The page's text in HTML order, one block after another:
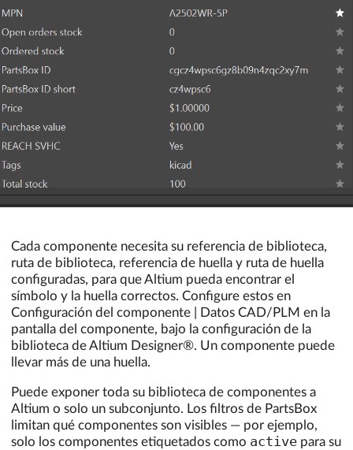
Cada componente necesita su referencia de biblioteca,
ruta de biblioteca, referencia de huella y ruta de huella
configuradas, para que Altium pueda encontrar el
símbolo y la huella correctos. Configure estos en
Configuración del componente | Datos CAD/PLM en la
pantalla del componente, bajo la configuración de la
biblioteca de Altium Designer®. Un componente puede
llevar más de una huella.
Puede exponer toda su biblioteca de componentes a
Altium o solo un subconjunto. Los filtros de PartsBox
limitan qué componentes son visibles — por ejemplo,
solo los componentes etiquetados como active para su